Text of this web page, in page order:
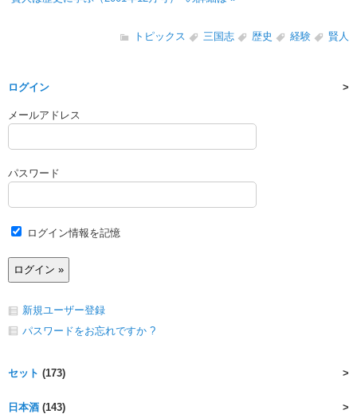
トピックス 三国志 歴史 経験 賢人
ログイン
メールアドレス
パスワード
ログイン情報を記憶
新規ユーザー登録
パスワードをお忘れですか ?
セット (173)
日本酒 (143)